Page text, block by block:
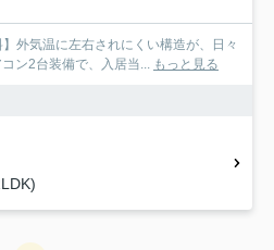
外気温に左右されにくい構造が、日々
ン2台装備で、入居当... もっと見る